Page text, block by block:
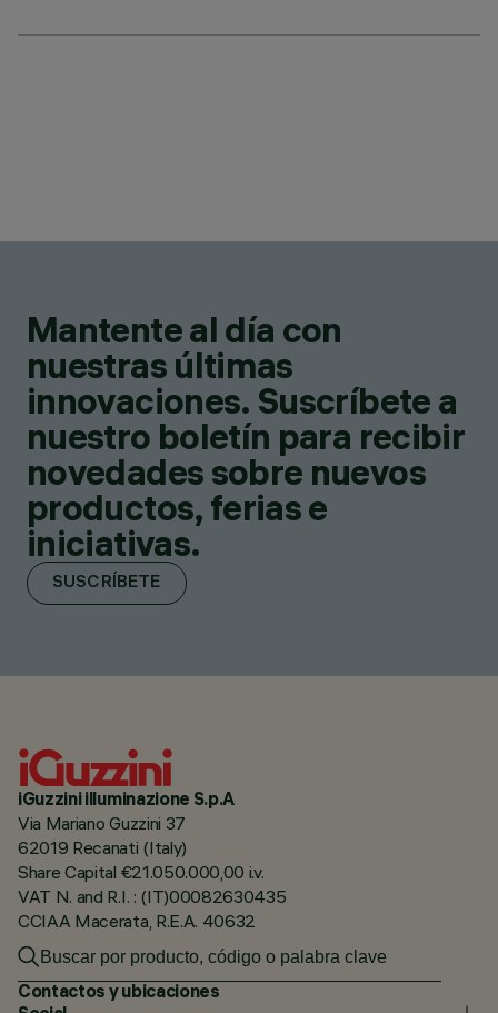
Mantente al día con
nuestras últimas
innovaciones. Suscríbete a
nuestro boletín para recibir
novedades sobre nuevos
productos, ferias e
iniciativas.
SUSCRÍBETE
iGuzzini illuminazione S.p.A
Via Mariano Guzzini 37
62019 Recanati (Italy)
Share Capital €21.050.000,00 i.v.
VAT N. and R.I. : (IT)00082630435
CCIAA Macerata, R.E.A. 40632
Contactos y ubicaciones